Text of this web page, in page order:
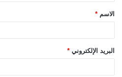
الاسم *
البريد الإلكتروني *